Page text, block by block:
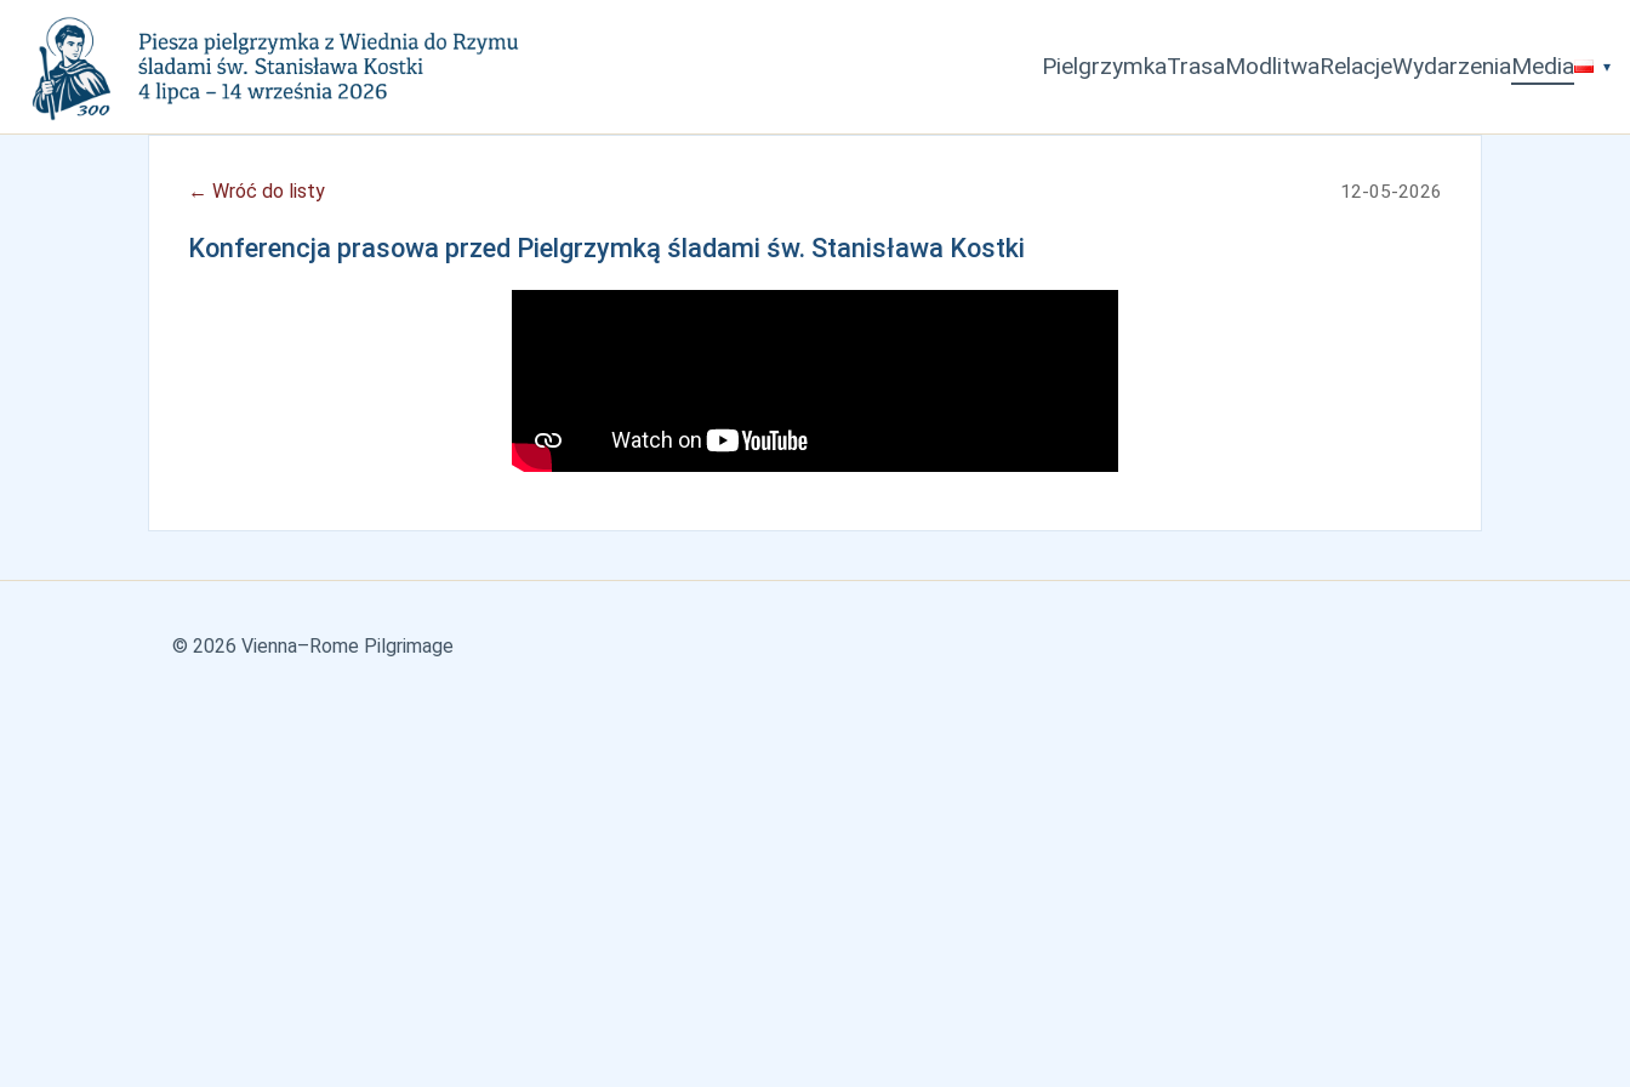
PielgrzymkaTrasaModlitwaRelacjeWydarzeniaMedia
← Wróć do listy 12-05-2026
Konferencja prasowa przed Pielgrzymką śladami św. Stanisława Kostki
© 2026 Vienna–Rome Pilgrimage